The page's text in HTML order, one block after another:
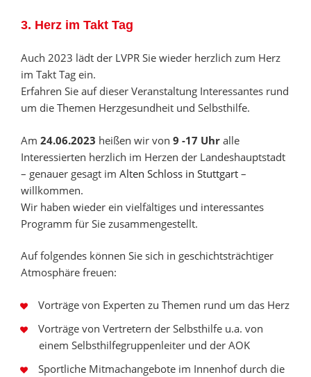
3. Herz im Takt Tag
Auch 2023 lädt der LVPR Sie wieder herzlich zum Herz
im Takt Tag ein.
Erfahren Sie auf dieser Veranstaltung Interessantes rund
um die Themen Herzgesundheit und Selbsthilfe.
Am 24.06.2023 heißen wir von 9 -17 Uhr alle
Interessierten herzlich im Herzen der Landeshauptstadt
– genauer gesagt im Alten Schloss in Stuttgart –
willkommen.
Wir haben wieder ein vielfältiges und interessantes
Programm für Sie zusammengestellt.
Auf folgendes können Sie sich in geschichtsträchtiger
Atmosphäre freuen:
Vorträge von Experten zu Themen rund um das Herz
Vorträge von Vertretern der Selbsthilfe u.a. von
einem Selbsthilfegruppenleiter und der AOK
Sportliche Mitmachangebote im Innenhof durch die